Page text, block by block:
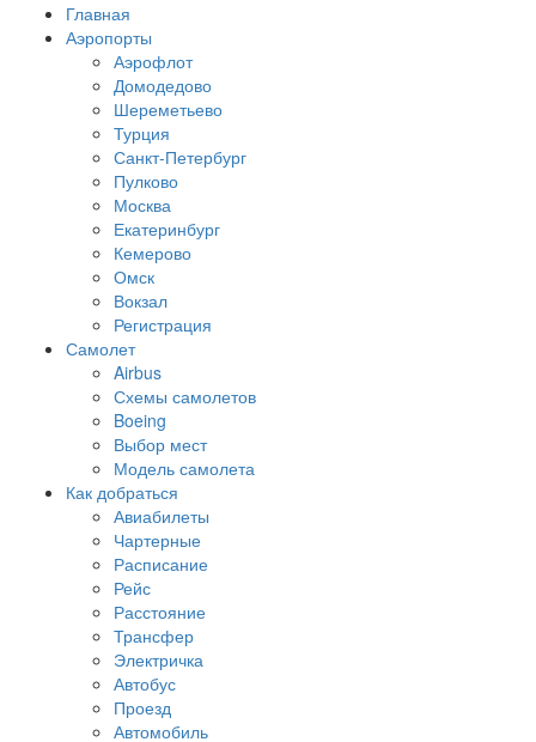
Главная
Аэропорты
Аэрофлот
Домодедово
Шереметьево
Турция
Санкт-Петербург
Пулково
Москва
Екатеринбург
Кемерово
Омск
Вокзал
Регистрация
Самолет
Airbus
Схемы самолетов
Boeing
Выбор мест
Модель самолета
Как добраться
Авиабилеты
Чартерные
Расписание
Рейс
Расстояние
Трансфер
Электричка
Автобус
Проезд
Автомобиль